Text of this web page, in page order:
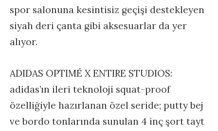
spor salonuna kesintisiz geçişi destekleyen
siyah deri çanta gibi aksesuarlar da yer
alıyor.
ADIDAS OPTIMÉ X ENTIRE STUDIOS:
adidas’ın ileri teknoloji squat-proof
özelliğiyle hazırlanan özel seride; putty bej
ve bordo tonlarında sunulan 4 inç şort tayt